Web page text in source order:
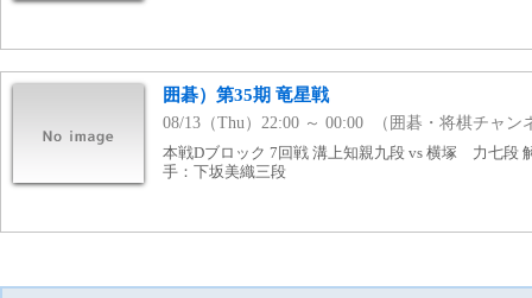
囲碁）第35期 竜星戦
08/13（Thu）22:00 ～ 00:00 （囲碁・将棋チャン
本戦Dブロック 7回戦 溝上知親九段 vs 横塚 力七段
手：下坂美織三段